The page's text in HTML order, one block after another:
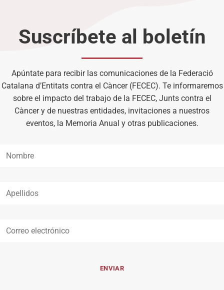
Suscríbete al boletín
Apúntate para recibir las comunicaciones de la Federació
Catalana d’Entitats contra el Càncer (FECEC). Te informaremos
sobre el impacto del trabajo de la FECEC, Junts contra el
Càncer y de nuestras entidades, invitaciones a nuestros
eventos, la Memoria Anual y otras publicaciones.